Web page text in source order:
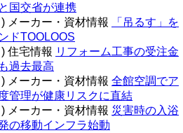
国交省が連携
メーカー・資材情報
「吊るす」を
ドTOOLOOS
住宅情報 リフォーム工事の受注金
過去最高
メーカー・資材情報 全館空調でア
管理が健康リスクに直結
メーカー・資材情報 災害時の入浴
の移動インフラ始動